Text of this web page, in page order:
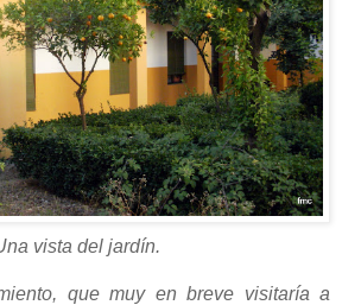
vista del jardín.
que muy en breve visitaría a